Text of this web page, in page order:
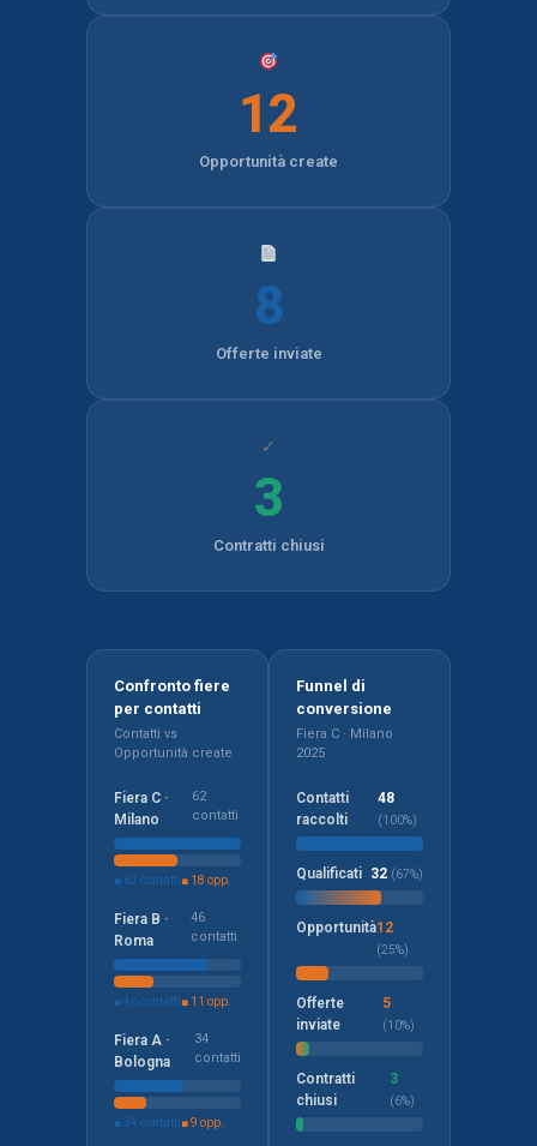
12
Opportunità create
8
Offerte inviate
✓
3
Contratti chiusi
Confronto fiere
per contatti
Contatti vs
Opportunità create
Fiera C ·
Milano
62
contatti
■ 62 contatti■ 18 opp.
Fiera B ·
Roma
46
contatti
■ 46 contatti■ 11 opp.
Fiera A ·
Bologna
34
contatti
■ 34 contatti■ 9 opp.
Funnel di
conversione
Fiera C · Milano
2025
Contatti
raccolti
48
(100%)
Qualificati 32 (67%)
Opportunità12
(25%)
Offerte
inviate
5
(10%)
Contratti
chiusi
3
(6%)